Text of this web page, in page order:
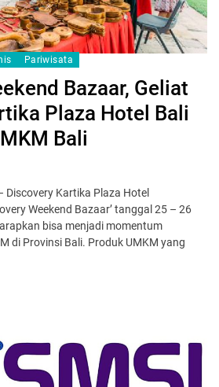
Pariwisata
Bazaar, Geliat
Plaza Hotel Bali
Bali
Kartika Plaza Hotel
Weekend Bazaar’ tanggal 25 – 26
bisa menjadi momentum
di Provinsi Bali. Produk UMKM yang